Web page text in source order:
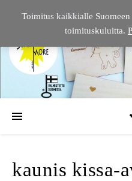
kaunis kissa-
Toimitus kaikkialle
toimituskuluitta.